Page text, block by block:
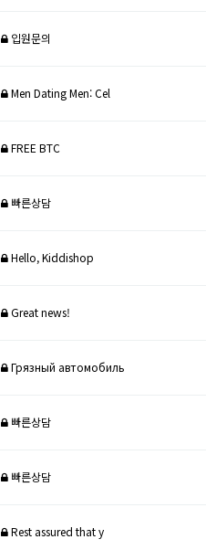
입원문의
Men Dating Men: Cel
FREE BTC
빠른상담
Hello, Kiddishop
Great news!
Грязный автомобиль
빠른상담
빠른상담
Rest assured that y